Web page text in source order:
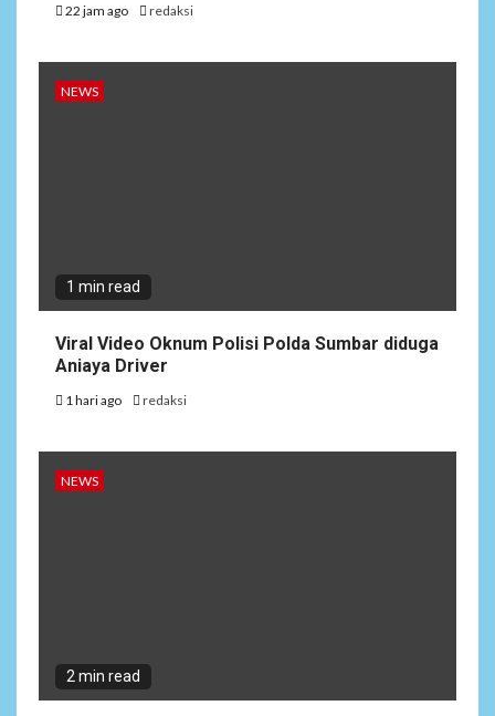
22 jam ago redaksi
NEWS
1 min read
Viral Video Oknum Polisi Polda Sumbar diduga
Aniaya Driver
1 hari ago redaksi
NEWS
2 min read